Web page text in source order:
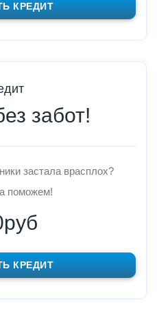
КРЕДИТ
забот!
застала врасплох?
поможем!
КРЕДИТ